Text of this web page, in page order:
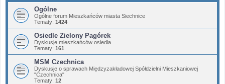
Ogólne
Ogólne forum Mieszkańców miasta Siechnice
Tematy: 1424
Osiedle Zielony Pagórek
Dyskusje mieszkańców osiedla
Tematy: 161
MSM Czechnica
Dyskusje o sprawach Międzyzakładowej Spółdzielni Mieszkaniowej
"Czechnica"
Tematy: 12